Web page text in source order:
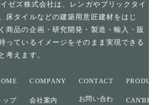
ゼズ株式会社は、レンガやブリックタイ
床タイルなどの建築用意匠建材をはじ
商品の企画・研究開発・製造・輸入・販
っているイメージをそのまま実現できる
考えます。
ップ
COMPANY
会社案内
CONTACT
お問い合わ